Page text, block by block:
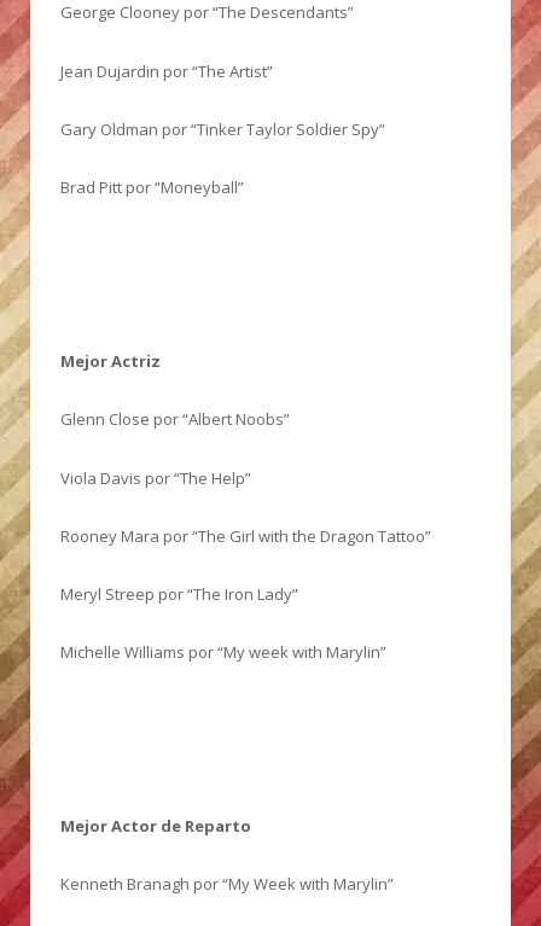
George Clooney por “The Descendants”
Jean Dujardin por “The Artist”
Gary Oldman por “Tinker Taylor Soldier Spy”
Brad Pitt por “Moneyball”
Mejor Actriz
Glenn Close por “Albert Noobs”
Viola Davis por “The Help”
Rooney Mara por “The Girl with the Dragon Tattoo”
Meryl Streep por “The Iron Lady”
Michelle Williams por “My week with Marylin”
Mejor Actor de Reparto
Kenneth Branagh por “My Week with Marylin”